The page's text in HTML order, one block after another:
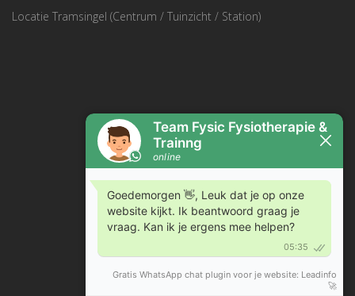
Locatie Tramsingel (Centrum / Tuinzicht / Station)